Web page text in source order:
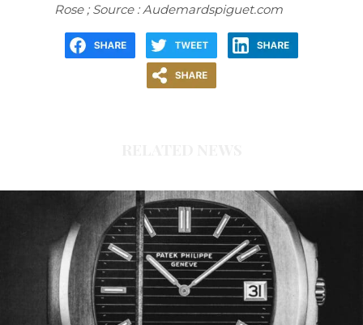
Rose ; Source : Audemardspiguet.com